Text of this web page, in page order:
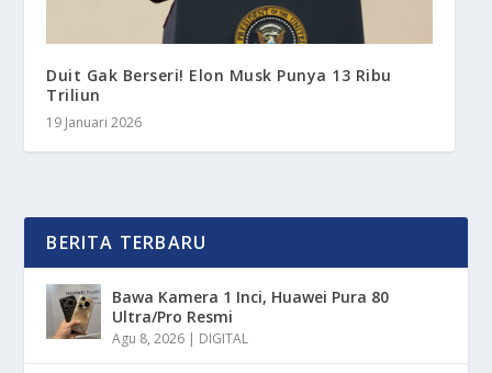
Duit Gak Berseri! Elon Musk Punya 13 Ribu
Triliun
19 Januari 2026
BERITA TERBARU
Bawa Kamera 1 Inci, Huawei Pura 80
Ultra/Pro Resmi
Agu 8, 2026 | DIGITAL